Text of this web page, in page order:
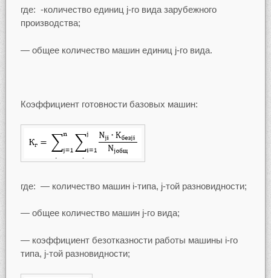
где: -количество единиц j-го вида зарубежного
производства;
— общее количество машин единиц j-го вида.
Коэффициент готовности базовых машин:
где: — количество машин i-типа, j-той разновидности;
— общее количество машин j-го вида;
— коэффициент безотказности работы машины i-го
типа, j-той разновидности;